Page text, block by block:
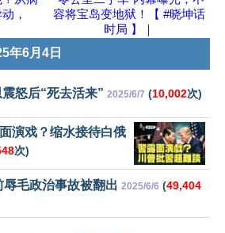
，
容将宝岛变地狱！【 #晓坤话
时局 】｜
年6月4日
怒后“死去活来” 2025/6/7 (10,002次)
演戏？缩水接待白俄
次)
毛政治事故被翻出 2025/6/6 (49,404